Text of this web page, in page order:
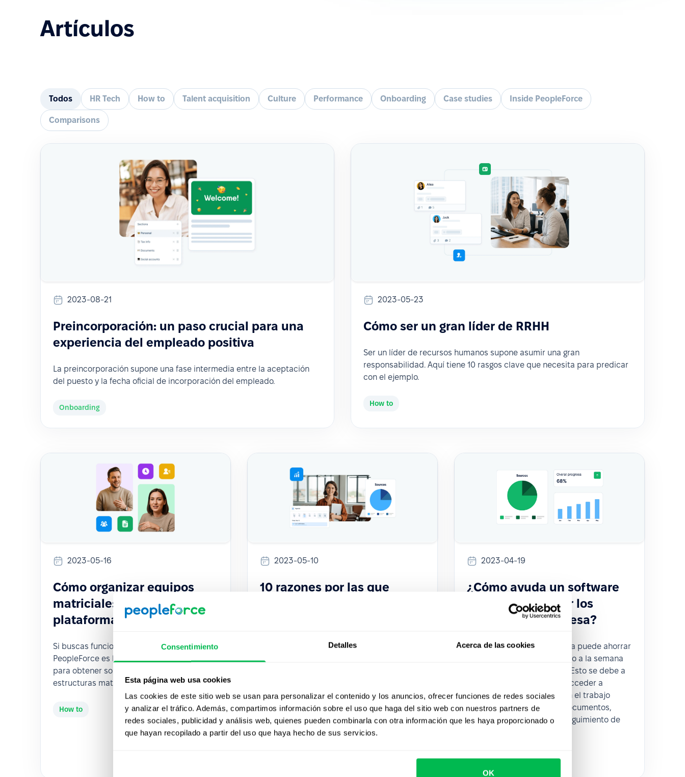
Consentimiento Detalles Acerca de las cookies
Esta página web usa cookies
Las cookies de este sitio web se usan para personalizar el contenido y los anuncios, ofrecer funciones de redes sociales
y analizar el tráfico. Además, compartimos información sobre el uso que haga del sitio web con nuestros partners de
redes sociales, publicidad y análisis web, quienes pueden combinarla con otra información que les haya proporcionado o
que hayan recopilado a partir del uso que haya hecho de sus servicios.
OK
Artículos
Todos HR Tech How to Talent acquisition Culture Performance Onboarding Case studies Inside PeopleForce
Comparisons
2023-08-21
Preincorporación: un paso crucial para una
experiencia del empleado positiva
La preincorporación supone una fase intermedia entre la aceptación
del puesto y la fecha oficial de incorporación del empleado.
Onboarding
2023-05-23
Cómo ser un gran líder de RRHH
Ser un líder de recursos humanos supone asumir una gran
responsabilidad. Aquí tiene 10 rasgos clave que necesita para predicar
con el ejemplo.
How to
2023-05-16
Cómo organizar equipos
matriciales con una
plataforma de RRHH
Si buscas funcionalidades de HRM,
PeopleForce es la plataforma que necesitas
para obtener soporte integral para
estructuras matriciales.
How to
2023-05-10
10 razones por las que
El software de RRHH basado en la nube
permite almacenar gran cantidad de datos
RRHH automatizados. Veamos algunas de
estas ventajas con más detalle.
HR Tech
2023-04-19
¿Cómo ayuda un software
de RRHH a reducir los
costes de la empresa?
Según la SHRM, una empresa puede ahorrar
entre 10 y 15 horas de trabajo a la semana
gracias a un software HRM. Esto se debe a
que el especialista puede acceder a
programas que automatizan el trabajo
rutinario relacionado con documentos,
correspondencia, envío y seguimiento de
HR Tech